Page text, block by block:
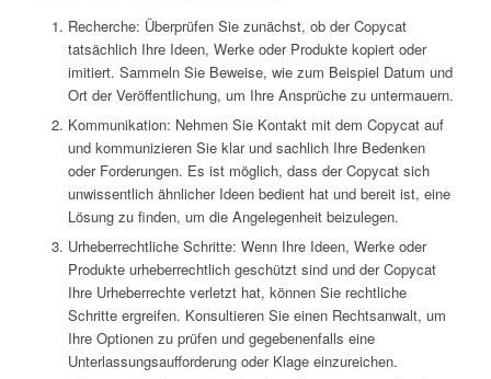
Recherche: Überprüfen Sie zunächst, ob der Copycat
tatsächlich Ihre Ideen, Werke oder Produkte kopiert oder
imitiert. Sammeln Sie Beweise, wie zum Beispiel Datum und
Ort der Veröffentlichung, um Ihre Ansprüche zu untermauern.
Kommunikation: Nehmen Sie Kontakt mit dem Copycat auf
und kommunizieren Sie klar und sachlich Ihre Bedenken
oder Forderungen. Es ist möglich, dass der Copycat sich
unwissentlich ähnlicher Ideen bedient hat und bereit ist, eine
Lösung zu finden, um die Angelegenheit beizulegen.
Urheberrechtliche Schritte: Wenn Ihre Ideen, Werke oder
Produkte urheberrechtlich geschützt sind und der Copycat
Ihre Urheberrechte verletzt hat, können Sie rechtliche
Schritte ergreifen. Konsultieren Sie einen Rechtsanwalt, um
Ihre Optionen zu prüfen und gegebenenfalls eine
Unterlassungsaufforderung oder Klage einzureichen.